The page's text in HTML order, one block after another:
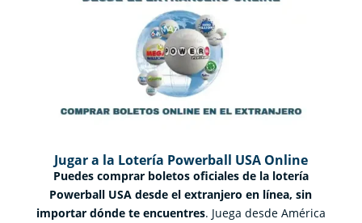
Jugar a la Lotería Powerball USA Online
Puedes comprar boletos oficiales de la lotería
Powerball USA desde el extranjero en línea, sin
importar dónde te encuentres. Juega desde América